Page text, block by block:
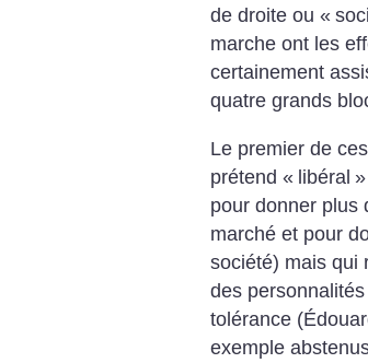
de droite ou «
marche ont les
certainement
quatre grands
Le premier de
prétend « libéral
pour donner
marché et pour
société) mais qui
des
tolérance
exemple